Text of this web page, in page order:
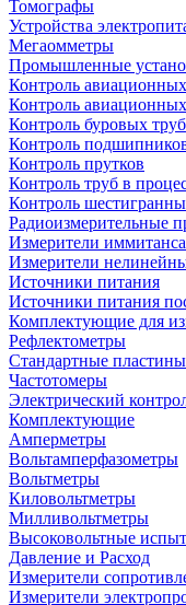
Томографы
Устройства
Мегаомметры
Промышленные
Контроль
Контроль
Контроль буровых труб
Контроль
Контроль прутков
Контроль труб в
Контроль
Радиоизмерительные
Измерители
Измерители
Источники питания
Источники питания
Комплектующие для
Рефлектометры
Стандартные
Частотомеры
Электрический
Комплектующие
Амперметры
Вольтамперфазометры
Вольтметры
Киловольтметры
Милливольтметры
Высоковольтные
Давление и Расход
Измерители
Измерители